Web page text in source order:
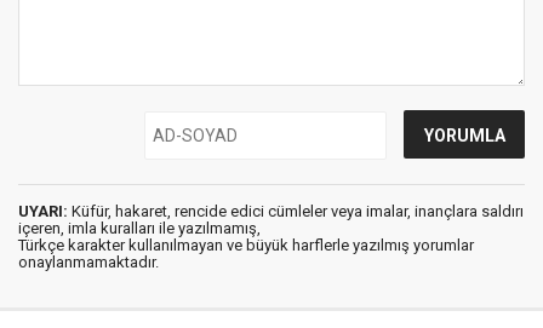
UYARI: Küfür, hakaret, rencide edici cümleler veya imalar, inançlara saldırı
içeren, imla kuralları ile yazılmamış,
Türkçe karakter kullanılmayan ve büyük harflerle yazılmış yorumlar
onaylanmamaktadır.